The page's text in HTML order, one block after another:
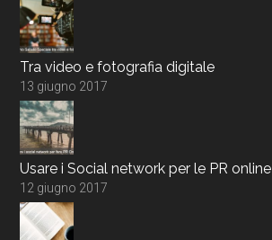
Tra video e fotografia digitale
13 giugno 2017
Usare i Social network per le PR online
12 giugno 2017